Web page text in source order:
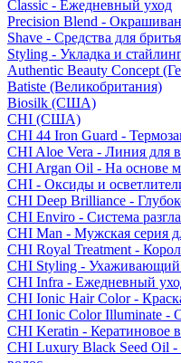
Classic - Ежедневный уход
Precision Blend -
Shave - Средства для бритья
Styling - Укладка и
Authentic Beauty Concept
Batiste (Великобритания)
Biosilk (США)
CHI (США)
CHI 44 Iron Guard -
CHI Aloe Vera - Линия для
CHI Argan Oil - На основе
CHI - Оксиды и
CHI Deep Brilliance -
CHI Enviro - Система
CHI Man - Мужская серия
CHI Royal Treatment -
CHI Styling - Ухаживающий
CHI Infra - Ежедневный
CHI Ionic Hair Color -
CHI Ionic Color Illuminate -
CHI Keratin - Кератиновое
CHI Luxury Black Seed Oil